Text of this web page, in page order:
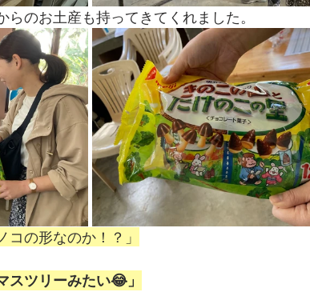
のお土産も持ってきてくれました。
コの形なのか！？」
スツリーみたい😂」